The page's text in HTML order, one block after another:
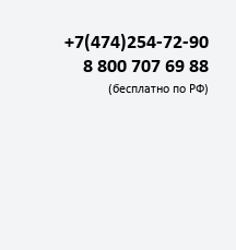
+7(474)254-72-90
8 800 707 69 88
(бесплатно по РФ)